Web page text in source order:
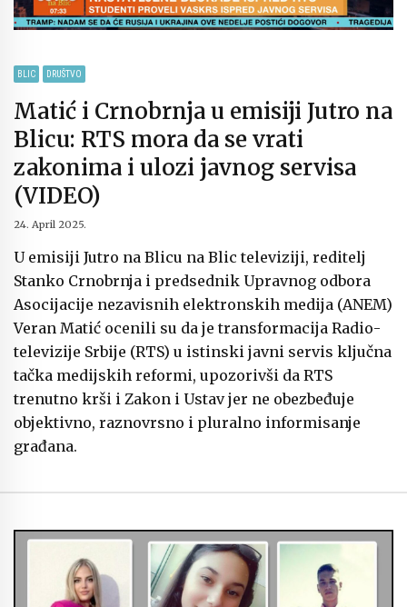
BLIC DRUŠTVO
Matić i Crnobrnja u emisiji Jutro na
Blicu: RTS mora da se vrati
zakonima i ulozi javnog servisa
(VIDEO)
24. April 2025.
U emisiji Jutro na Blicu na Blic televiziji, reditelj
Stanko Crnobrnja i predsednik Upravnog odbora
Asocijacije nezavisnih elektronskih medija (ANEM)
Veran Matić ocenili su da je transformacija Radio-
televizije Srbije (RTS) u istinski javni servis ključna
tačka medijskih reformi, upozorivši da RTS
trenutno krši i Zakon i Ustav jer ne obezbeđuje
objektivno, raznovrsno i pluralno informisanje
građana.